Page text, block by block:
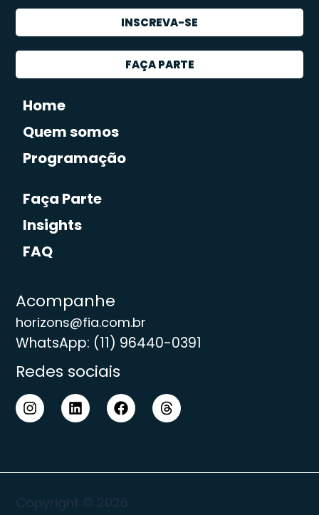
INSCREVA-SE
FAÇA PARTE
Home
Quem somos
Programação
Faça Parte
Insights
FAQ
Acompanhe
horizons@fia.com.br
WhatsApp: (11) 96440-0391
Redes sociais
Copyright © 2026